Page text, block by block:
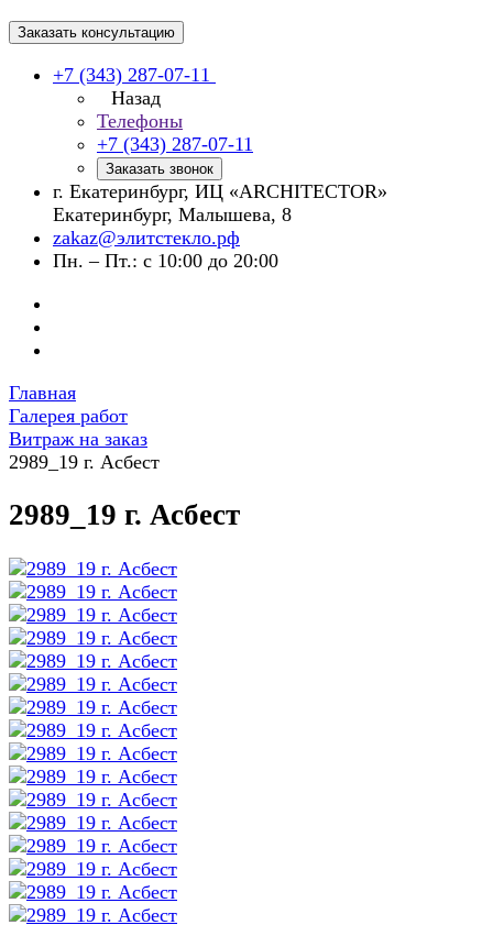
Заказать консультацию
+7 (343) 287-07-11
Назад
Телефоны
+7 (343) 287-07-11
Заказать звонок
г. Екатеринбург, ИЦ «ARCHITECTOR»
Екатеринбург, Малышева, 8
zakaz@элитстекло.рф
Пн. – Пт.: с 10:00 до 20:00
Главная
Галерея работ
Витраж на заказ
2989_19 г. Асбест
2989_19 г. Асбест